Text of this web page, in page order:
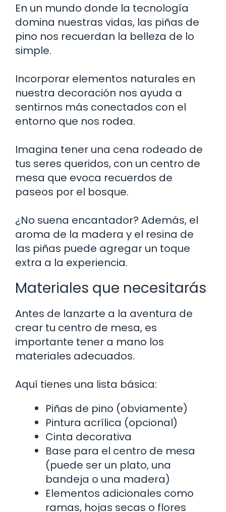
En un mundo donde la tecnología
domina nuestras vidas, las piñas de
pino nos recuerdan la belleza de lo
simple.
Incorporar elementos naturales en
nuestra decoración nos ayuda a
sentirnos más conectados con el
entorno que nos rodea.
Imagina tener una cena rodeado de
tus seres queridos, con un centro de
mesa que evoca recuerdos de
paseos por el bosque.
¿No suena encantador? Además, el
aroma de la madera y el resina de
las piñas puede agregar un toque
extra a la experiencia.
Materiales que necesitarás
Antes de lanzarte a la aventura de
crear tu centro de mesa, es
importante tener a mano los
materiales adecuados.
Aquí tienes una lista básica:
Piñas de pino (obviamente)
Pintura acrílica (opcional)
Cinta decorativa
Base para el centro de mesa
(puede ser un plato, una
bandeja o una madera)
Elementos adicionales como
ramas, hojas secas o flores